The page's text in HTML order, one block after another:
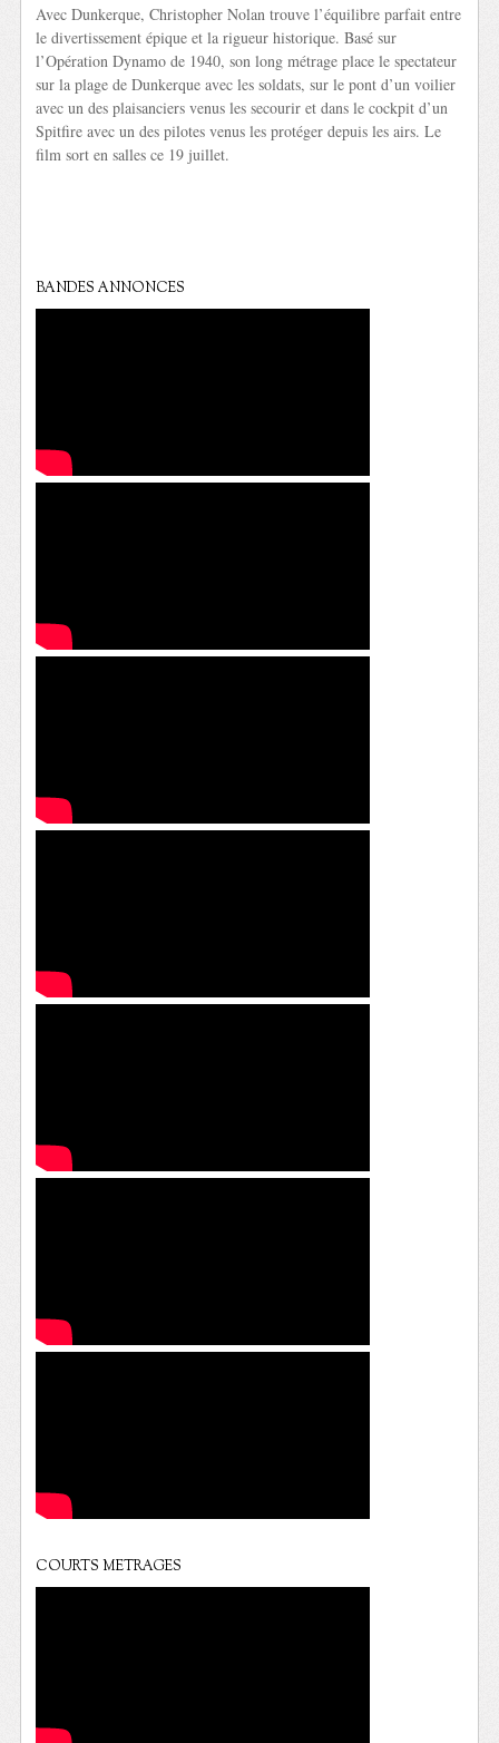
Avec Dunkerque, Christopher Nolan trouve l’équilibre parfait entre
le divertissement épique et la rigueur historique. Basé sur
l’Opération Dynamo de 1940, son long métrage place le spectateur
sur la plage de Dunkerque avec les soldats, sur le pont d’un voilier
avec un des plaisanciers venus les secourir et dans le cockpit d’un
Spitfire avec un des pilotes venus les protéger depuis les airs. Le
film sort en salles ce 19 juillet.
BANDES ANNONCES
COURTS METRAGES